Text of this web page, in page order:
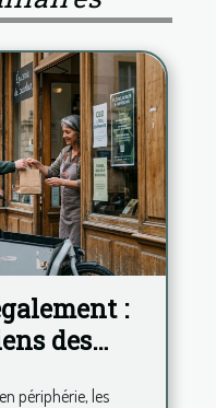
:
des
périphérie, les